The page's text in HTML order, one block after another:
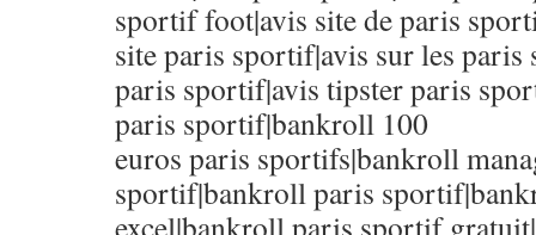
sportif foot|avis site de paris
site paris sportif|avis sur les paris
paris sportif|avis tipster paris
paris sportif|bankroll 100
euros paris sportifs|bankroll
sportif|bankroll paris
excel|bankroll paris sportif